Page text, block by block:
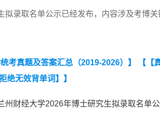
拟录取名单公示已经发布，内容涉及考博
考真题及答案汇总（2019-2026）】
【【
绝无效背单词】】
州财经大学2026年博士研究生拟录取名单